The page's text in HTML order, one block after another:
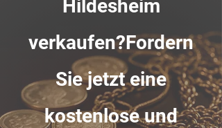
Hildesheim
verkaufen?Fordern
Sie jetzt eine
kostenlose und